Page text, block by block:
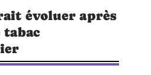
évoluer après
tabac